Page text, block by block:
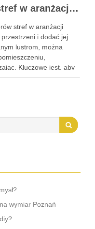
Lustro jako separator stref w aranżacji wnętrz: praktyczne sposoby na wyodrębnienie i optyczne powiększenie przestrzeni
stref w aranżacji
i dodać jej
lustrom, można
Kluczowe jest, aby
na ich funkcjonalność
wymiar Poznań